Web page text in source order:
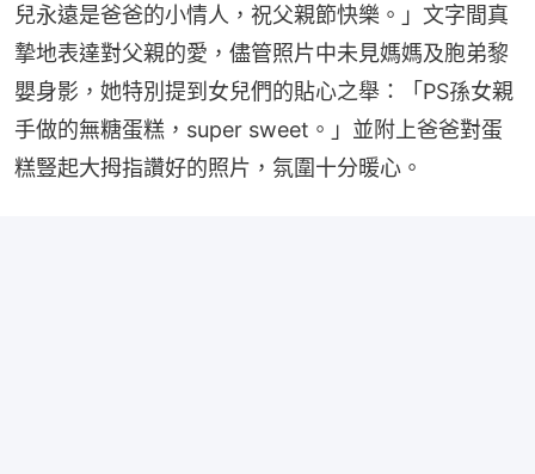
兒永遠是爸爸的小情人，祝父親節快樂。」文字間真
摯地表達對父親的愛，儘管照片中未見媽媽及胞弟黎
嬰身影，她特別提到女兒們的貼心之舉：「PS孫女親
手做的無糖蛋糕，super sweet。」並附上爸爸對蛋
糕豎起大拇指讚好的照片，氛圍十分暖心。